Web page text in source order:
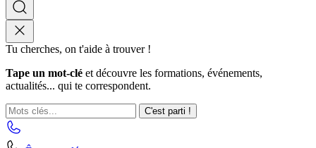
Tu cherches, on t'aide à trouver !
Tape un mot-clé et découvre les formations, événements,
actualités... qui te correspondent.
C'est parti !